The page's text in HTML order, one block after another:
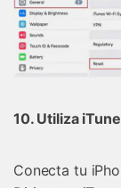
10. Utiliza
Conecta tu